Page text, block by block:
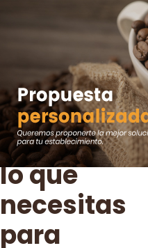
Aquí llegas
a tu
rincón
experto.
Todo
lo que
necesitas
para